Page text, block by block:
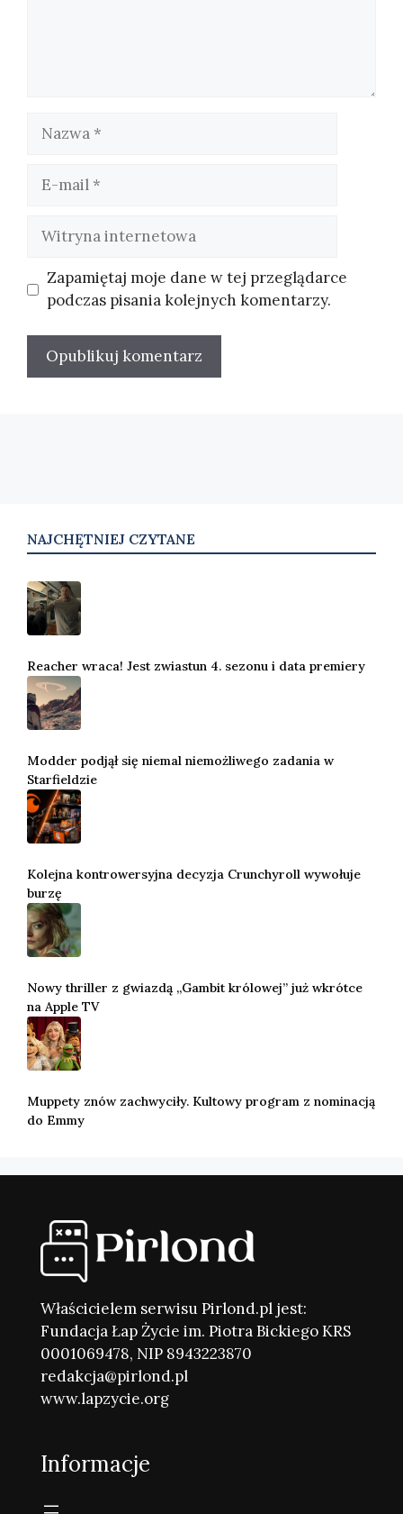
mail
internetowa
Zapamiętaj moje dane w tej przeglądarce
podczas pisania kolejnych komentarzy.
NAJCHĘTNIEJ CZYTANE
Reacher wraca! Jest zwiastun 4. sezonu i data premiery
Modder podjął się niemal niemożliwego zadania w
Starfieldzie
Kolejna kontrowersyjna decyzja Crunchyroll wywołuje
burzę
Nowy thriller z gwiazdą „Gambit królowej” już wkrótce
na Apple TV
Muppety znów zachwyciły. Kultowy program z nominacją
do Emmy
Właścicielem serwisu Pirlond.pl jest:
Fundacja Łap Życie im. Piotra Bickiego KRS
0001069478, NIP 8943223870
redakcja@pirlond.pl
www.lapzycie.org
Informacje